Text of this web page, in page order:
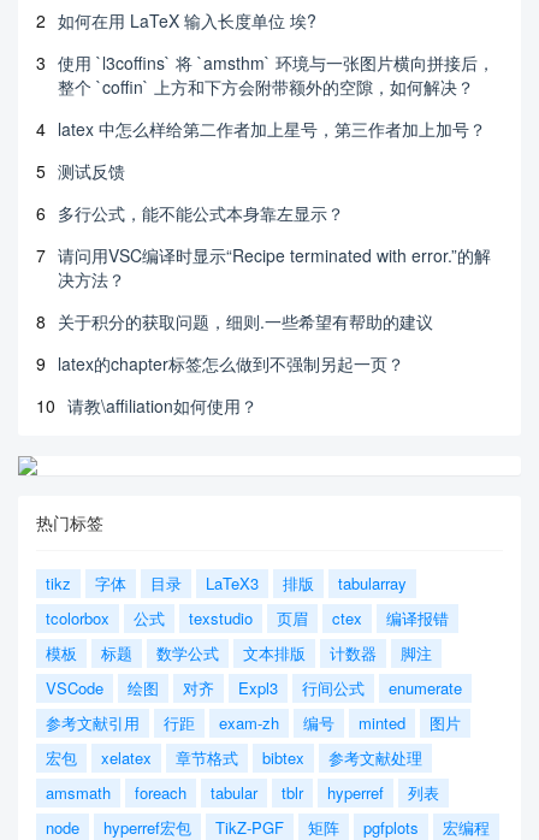
2 如何在用 LaTeX 输入长度单位 埃?
3 使用 `l3coffins` 将 `amsthm` 环境与一张图片横向拼接后，
整个 `coffin` 上方和下方会附带额外的空隙，如何解决？
4 latex 中怎么样给第二作者加上星号，第三作者加上加号？
5 测试反馈
6 多行公式，能不能公式本身靠左显示？
7 请问用VSC编译时显示“Recipe terminated with error.”的解
决方法？
8 关于积分的获取问题，细则.一些希望有帮助的建议
9 latex的chapter标签怎么做到不强制另起一页？
10 请教\affiliation如何使用？
热门标签
tikz 字体 目录 LaTeX3 排版
tabularray
tcolorbox
公式 texstudio 页眉 ctex
编译报错
模板
标题 数学公式 文本排版 计数器
脚注
VSCode
绘图 对齐 Expl3 行间公式
enumerate
参考文献引用
行距 exam-zh 编号 minted
图片
宏包
xelatex 章节格式 bibtex
参考文献处理
amsmath
foreach tabular tblr hyperref
列表
node
hyperref宏包 TikZ-PGF 矩阵 pgfplots
宏编程